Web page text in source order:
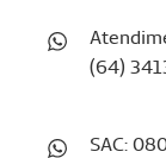
(64)
SAC: